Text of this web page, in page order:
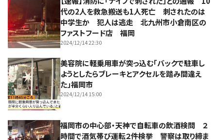
代の2人を救急搬送も1人死亡 刺されたのは
中学生か 犯人は逃走 北九州市小倉南区の
ファストフード店 福岡
2024/12/14 22:30
美容院に軽乗用車が突っ込む「バックで駐車し
ようとしたらブレーキとアクセルを踏み間違え
た」福岡市
2024/12/14 15:00
福岡市の中心部・天神で自転車の飲酒検問 ２
時間で酒気帯び運転２件検挙 警察は取り締ま